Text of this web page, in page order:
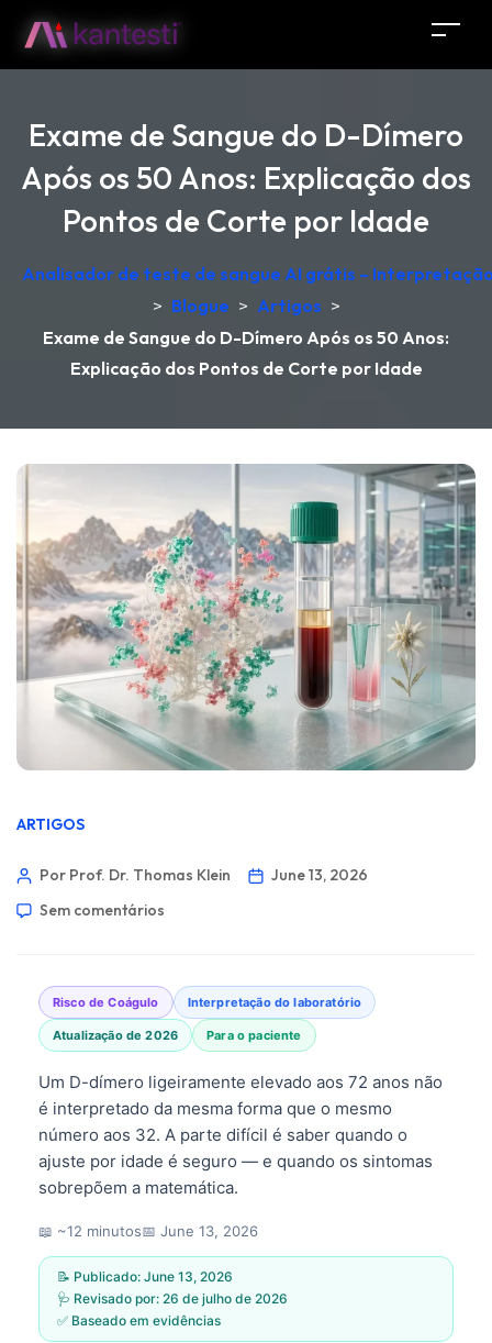
Exame de Sangue do D-Dímero
Após os 50 Anos: Explicação dos
Pontos de Corte por Idade
Analisador de teste de sangue AI grátis –
> Blogue > Artigos >
Exame de Sangue do D-Dímero Após os 50 Anos:
Explicação dos Pontos de Corte por Idade
ARTIGOS
Por Prof. Dr. Thomas Klein
June 13, 2026
Sem comentários
Risco de Coágulo Interpretação do laboratório
Atualização de 2026 Para o paciente
Um D-dímero ligeiramente elevado aos 72 anos não
é interpretado da mesma forma que o mesmo
número aos 32. A parte difícil é saber quando o
ajuste por idade é seguro — e quando os sintomas
sobrepõem a matemática.
📖 ~12 minutos📅 June 13, 2026
📝 Publicado: June 13, 2026
🩺 Revisado por: 26 de julho de 2026
✅ Baseado em evidências